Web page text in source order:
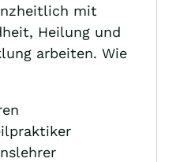
mit
Heilung und
arbeiten. Wie